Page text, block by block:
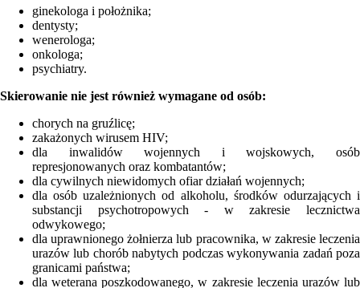
ginekologa i położnika;
dentysty;
wenerologa;
onkologa;
psychiatry.
Skierowanie nie jest również wymagane od osób:
chorych na gruźlicę;
zakażonych wirusem HIV;
dla inwalidów wojennych i wojskowych, osób
represjonowanych oraz kombatantów;
dla cywilnych niewidomych ofiar działań wojennych;
dla osób uzależnionych od alkoholu, środków odurzających i
substancji psychotropowych - w zakresie lecznictwa
odwykowego;
dla uprawnionego żołnierza lub pracownika, w zakresie leczenia
urazów lub chorób nabytych podczas wykonywania zadań poza
granicami państwa;
dla weterana poszkodowanego, w zakresie leczenia urazów lub